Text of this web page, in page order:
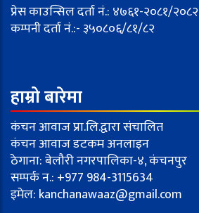
प्रेस काउन्सिल दर्ता नं.: ४७६१-२०८१/२०८२
कम्पनी दर्ता नं.:- ३५०८०६/८१/८२
हाम्रो बारेमा
कंचन आवाज प्रा.लि.द्वारा संचालित
कंचन आवाज डटकम अनलाइन
ठेगाना: बेलौरी नगरपालिका-४, कंचनपुर
सम्पर्क न.: +977 984-3115634
इमेल: kanchanawaaz@gmail.com